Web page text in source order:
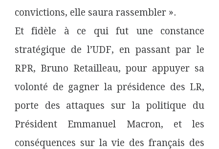
convictions, elle saura rassembler ».
Et fidèle à ce qui fut une constance
stratégique de l’UDF, en passant par le
RPR, Bruno Retailleau, pour appuyer sa
volonté de gagner la présidence des LR,
porte des attaques sur la politique du
Président Emmanuel Macron, et les
conséquences sur la vie des français des